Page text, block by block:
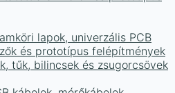
lapok, univerzális PCB
és prototípus felépítmények
tűk, bilincsek és zsugorcsövek